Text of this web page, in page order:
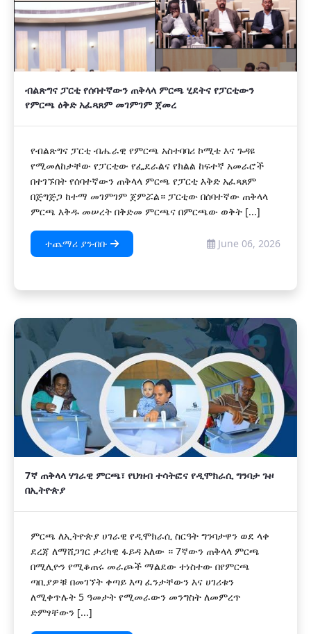
ብልጽግና ፓርቲ የሰባተኛውን ጠቅላላ ምርጫ ሂደትና የፓርቲውን
የምርጫ ዕቅድ አፈጻጸም መገምገም ጀመረ
የብልጽግና ፓርቲ ብሔራዊ የምርጫ አስተባባሪ ኮሚቴ እና ጉዳዩ
የሚመለከታቸው የፓርቲው የፌደራልና የክልል ከፍተኛ አመራሮች
በተገኙበት የሰባተኛውን ጠቅላላ ምርጫ የፓርቲ እቅድ አፈጻጸም
በጅግጅጋ ከተማ መገምገም ጀምሯል። ፓርቲው በሰባተኛው ጠቅላላ
ምርጫ እቅዱ መሠረት በቅድመ ምርጫና በምርጫው ወቅት [...]
ተጨማሪ ያንብቡ June 06, 2026
7ኛ ጠቅላላ ሃገራዊ ምርጫ፣ የህዝብ ተሳትፎና የዲሞክራሲ ግንባታ ጉዞ
በኢትዮጵያ
​ምርጫ ለኢትዮጵያ ሀገራዊ የዲሞክራሲ ስርዓት ግንባታዋን ወደ ላቀ
ደረጃ ለማሸጋገር ታሪካዊ ፋይዳ አለው ። 7ኛውን ጠቅላላ ምርጫ
በሚሊዮን የሚቆጠሩ መራጮች ማልደው ተነስተው በየምርጫ
ጣቢያዎቹ በመገኘት ቀጣይ እጣ ፈንታቸውን እና ሀገሪቱን
ለሚቀጥሉት 5 ዓመታት የሚመራውን መንግስት ለመምረጥ
ድምፃቸውን [...]